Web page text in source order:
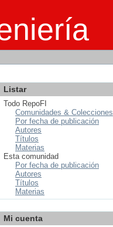
Listar
Todo RepoFI
Comunidades & Colecciones
Por fecha de publicación
Autores
Títulos
Materias
Esta comunidad
Por fecha de publicación
Autores
Títulos
Materias
Mi cuenta